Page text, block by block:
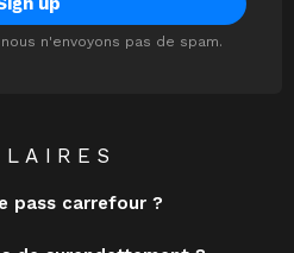
n'envoyons pas de spam.
pass carrefour ?